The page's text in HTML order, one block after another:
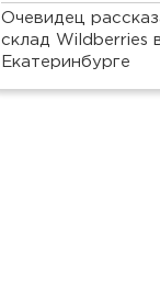
Очевидец
склад Wildberries
Екатеринбурге